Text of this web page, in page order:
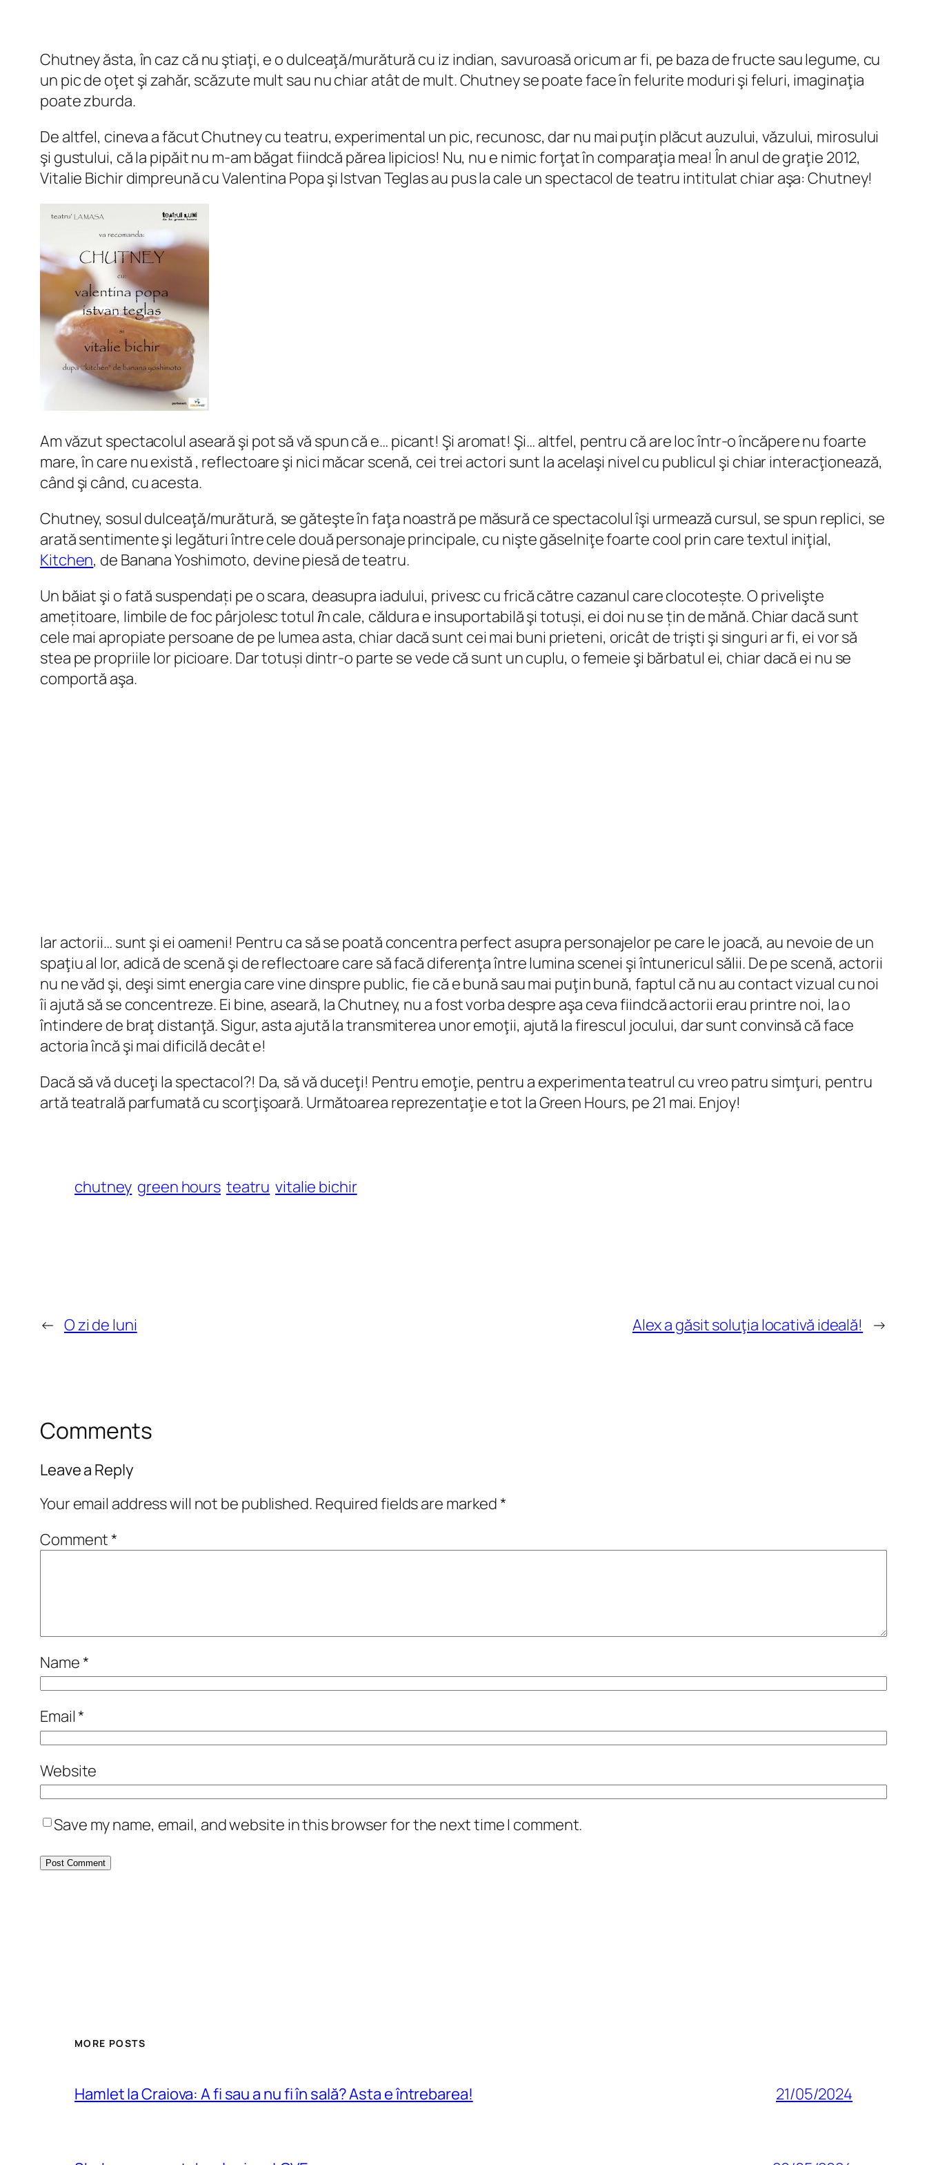
Chutney ăsta, în caz că nu ştiaţi, e o dulceaţă/murătură cu iz indian, savuroasă oricum ar fi, pe baza de fructe sau legume, cu
un pic de oţet şi zahăr, scăzute mult sau nu chiar atât de mult. Chutney se poate face în felurite moduri şi feluri, imaginaţia
poate zburda.
De altfel, cineva a făcut Chutney cu teatru, experimental un pic, recunosc, dar nu mai puţin plăcut auzului, văzului, mirosului
şi gustului, că la pipăit nu m-am băgat fiindcă părea lipicios! Nu, nu e nimic forţat în comparaţia mea! În anul de graţie 2012,
Vitalie Bichir dimpreună cu Valentina Popa şi Istvan Teglas au pus la cale un spectacol de teatru intitulat chiar aşa: Chutney!
Am văzut spectacolul aseară şi pot să vă spun că e… picant! Şi aromat! Şi… altfel, pentru că are loc într-o încăpere nu foarte
mare, în care nu există , reflectoare şi nici măcar scenă, cei trei actori sunt la acelaşi nivel cu publicul şi chiar interacţionează,
când şi când, cu acesta.
Chutney, sosul dulceaţă/murătură, se găteşte în faţa noastră pe măsură ce spectacolul îşi urmează cursul, se spun replici, se
arată sentimente şi legături între cele două personaje principale, cu nişte găselniţe foarte cool prin care textul iniţial,
Kitchen, de Banana Yoshimoto, devine piesă de teatru.
Un băiat şi o fată suspendați pe o scara, deasupra iadului, privesc cu frică către cazanul care clocotește. O privelişte
amețitoare, limbile de foc pârjolesc totul ȋn cale, căldura e insuportabilă şi totuși, ei doi nu se țin de mănă. Chiar dacă sunt
cele mai apropiate persoane de pe lumea asta, chiar dacă sunt cei mai buni prieteni, oricât de trişti şi singuri ar fi, ei vor să
stea pe propriile lor picioare. Dar totuși dintr-o parte se vede că sunt un cuplu, o femeie şi bărbatul ei, chiar dacă ei nu se
comportă aşa.
Iar actorii… sunt şi ei oameni! Pentru ca să se poată concentra perfect asupra personajelor pe care le joacă, au nevoie de un
spaţiu al lor, adică de scenă şi de reflectoare care să facă diferenţa între lumina scenei şi întunericul sălii. De pe scenă, actorii
nu ne văd şi, deşi simt energia care vine dinspre public, fie că e bună sau mai puţin bună, faptul că nu au contact vizual cu noi
îi ajută să se concentreze. Ei bine, aseară, la Chutney, nu a fost vorba despre aşa ceva fiindcă actorii erau printre noi, la o
întindere de braţ distanţă. Sigur, asta ajută la transmiterea unor emoţii, ajută la firescul jocului, dar sunt convinsă că face
actoria încă şi mai dificilă decât e!
Dacă să vă duceţi la spectacol?! Da, să vă duceţi! Pentru emoţie, pentru a experimenta teatrul cu vreo patru simţuri, pentru
artă teatrală parfumată cu scorţişoară. Următoarea reprezentaţie e tot la Green Hours, pe 21 mai. Enjoy!
chutney green hours teatru vitalie bichir
← O zi de luni Alex a găsit soluţia locativă ideală! →
Comments
Leave a Reply
Your email address will not be published. Required fields are marked*
Comment*
Name*
Email*
Website
Save my name, email, and website in this browser for the next time I comment.
MORE POSTS
Hamlet la Craiova: A fi sau a nu fi în sală? Asta e întrebarea! 21/05/2024